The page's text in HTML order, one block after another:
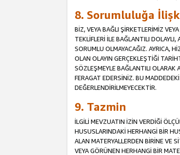
8. Sorumluluğa
BİZ, VEYA BAĞLI ŞİRKETLERİMİZ
TEKLİFLERİ İLE BAĞLANTILI
SORUMLU OLMAYACAĞIZ. AYRICA,
OLAN OLAYIN GERÇEKLEŞTİĞİ
SÖZLEŞMEYLE BAĞLANTILI OLARAK
FERAGAT EDERSİNİZ. BU
DEĞERLENDİRİLMEYECEKTİR.
9. Tazmin
İLGİLİ MEVZUATIN İZİN VERDİĞİ
HUSUSLARINDAKİ HERHANGİ BİR
ALAN MATERYALLERDEN BİRİNE VE
VEYA GÖRÜNEN HERHANGİ BİR